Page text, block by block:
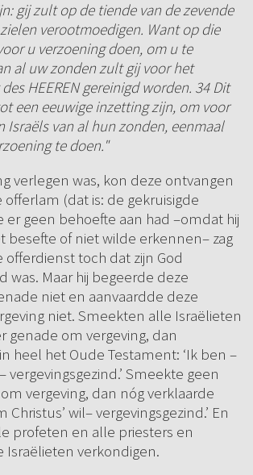
gij zult op de tiende van de zevende
verootmoedigen. Want op die
u verzoening doen, om u te
al uw zonden zult gij voor het
HEEREN gereinigd worden. 34 Dit
een eeuwige inzetting zijn, om voor
Israëls van al hun zonden, eenmaal
te doen."
verlegen was, kon deze ontvangen
offerlam (dat is: de gekruisigde
er geen behoefte aan had –omdat hij
besefte of niet wilde erkennen– zag
offerdienst toch dat zijn God
was. Maar hij begeerde deze
niet en aanvaardde deze
niet. Smeekten alle Israëlieten
genade om vergeving, dan
heel het Oude Testament: ‘Ik ben –
vergevingsgezind.’ Smeekte geen
vergeving, dan nóg verklaarde
Christus’ wil– vergevingsgezind.’ En
profeten en alle priesters en
Israëlieten verkondigen.